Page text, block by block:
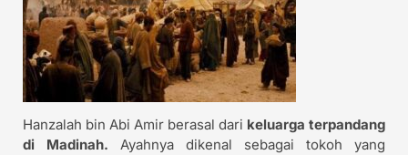
Hanzalah bin Abi Amir berasal dari keluarga terpandang
di Madinah. Ayahnya dikenal sebagai tokoh yang